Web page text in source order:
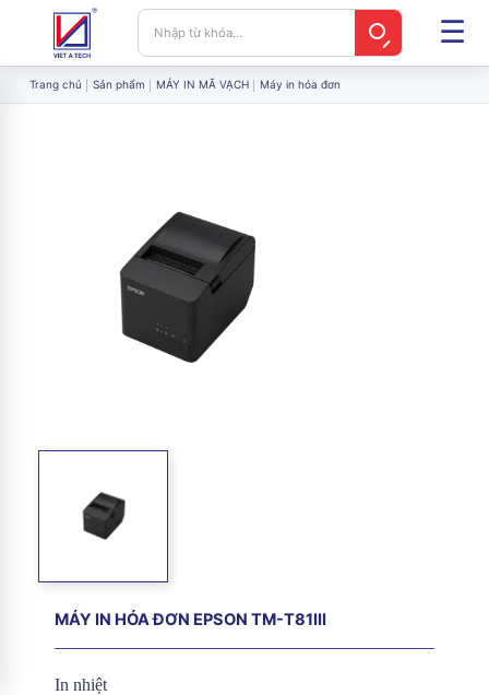
Trang chủ Sản phẩm MÁY IN MÃ VẠCH Máy in hóa đơn
MÁY IN HÓA ĐƠN EPSON TM-T81III
In nhiệt